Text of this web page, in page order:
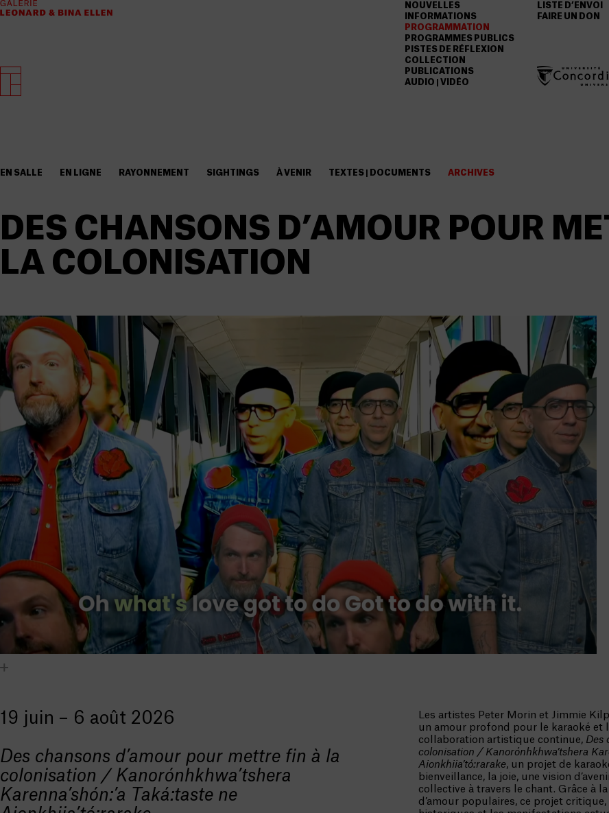
NOUVELLES
INFORMATIONS
PROGRAMMATION
PROGRAMMES PUBLICS
PISTES DE RÉFLEXION
COLLECTION
PUBLICATIONS
AUDIO | VIDÉO
LISTE D’ENVOI
FAIRE UN DON
EN SALLE EN LIGNE RAYONNEMENT SIGHTINGS À VENIR TEXTES | DOCUMENTS ARCHIVES
DES CHANSONS D’AMOUR POUR
LA COLONISATION
19 juin – 6 août 2026
Des chansons d’amour pour mettre fin à la
colonisation / Kanorónhkhwa’tshera
Karenna’shón:’a Taká:taste ne
Les artistes Peter Morin et Jimmie
un amour profond pour le karaoké et
collaboration artistique continue, Des
colonisation / Kanorónhkhwa’tshera
Aionkhiia’tó:rarake, un projet de
bienveillance, la joie, une vision
collective à travers le chant . Grâce à
d’amour populaires, ce projet